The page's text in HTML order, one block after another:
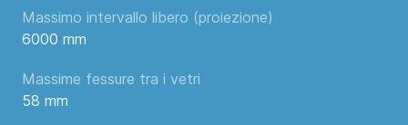
Massimo intervallo libero (proiezione)
6000 mm
Massime fessure tra i vetri
58 mm